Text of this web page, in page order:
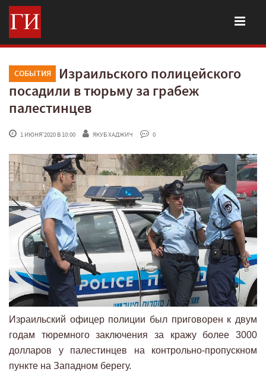
СОБЫТИЯ
Израильского полицейского
посадили в тюрьму за грабеж
палестинцев
1 ИЮНЯ'2020 В 10:00 ЯКУБ ХАДЖИЧ 0
Израильский офицер полиции был приговорен к двум
годам тюремного заключения за кражу более 3000
долларов у палестинцев на контрольно-пропускном
пункте на Западном берегу.